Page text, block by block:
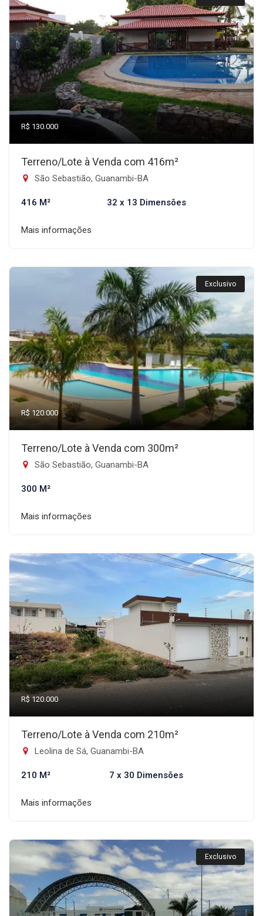
R$ 130.000
Terreno/Lote à Venda com 416m²
São Sebastião, Guanambi-BA
416 M² 32 x 13 Dimensões
Mais informações
Exclusivo
R$ 120.000
Terreno/Lote à Venda com 300m²
São Sebastião, Guanambi-BA
300 M²
Mais informações
R$ 120.000
Terreno/Lote à Venda com 210m²
Leolina de Sá, Guanambi-BA
210 M² 7 x 30 Dimensões
Mais informações
Exclusivo